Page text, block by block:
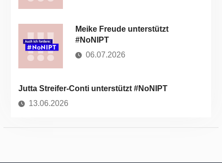
Meike Freude unterstützt
#NoNIPT
06.07.2026
Jutta Streifer-Conti unterstützt #NoNIPT
13.06.2026